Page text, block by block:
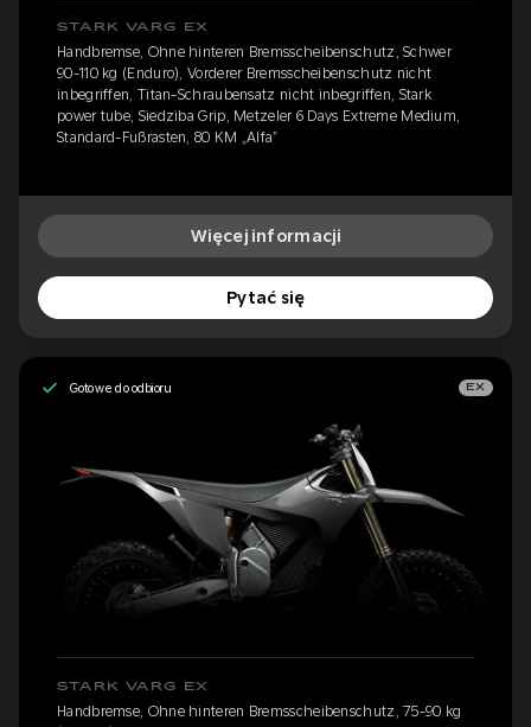
STARK VARG EX
Handbremse, Ohne hinteren Bremsscheibenschutz, Schwer
90-110 kg (Enduro), Vorderer Bremsscheibenschutz nicht
inbegriffen, Titan-Schraubensatz nicht inbegriffen, Stark
power tube, Siedziba Grip, Metzeler 6 Days Extreme Medium,
Standard-Fußrasten, 80 KM „Alfa”
Więcej informacji
Pytać się
Gotowe do odbioru EX
STARK VARG EX
Handbremse, Ohne hinteren Bremsscheibenschutz, 75-90 kg